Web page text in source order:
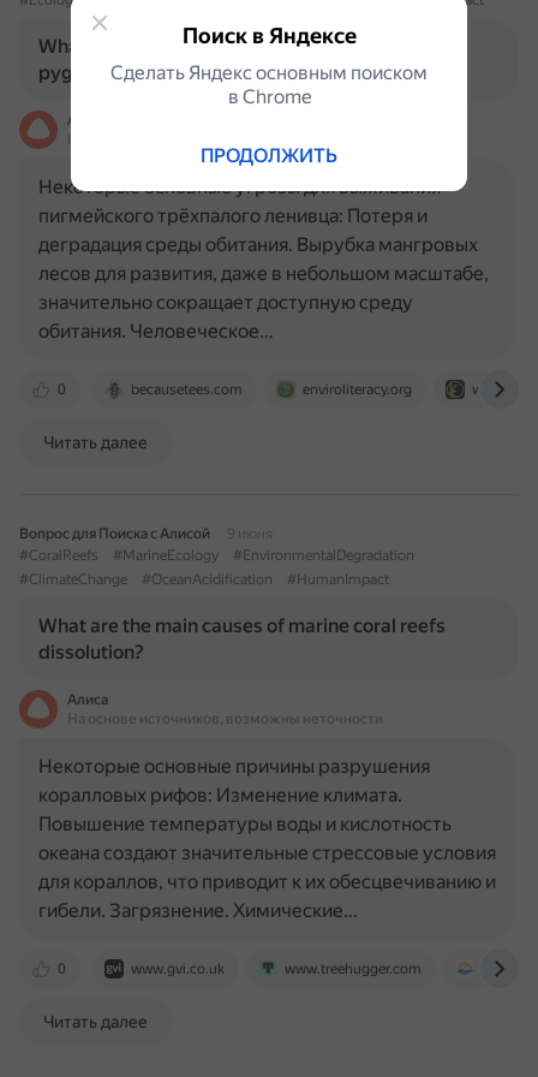
What are the main threats to the survival of the
pygmy three-toed sloth?
Алиса
0 becausetees.com enviroliteracy.org
Некоторые основные угрозы для выживания
пигмейского трёхпалого ленивца: Потеря и
деградация среды обитания. Вырубка мангровых
лесов для развития, даже в небольшом масштабе,
значительно сокращает доступную среду
обитания. Человеческое…
Читать далее
Вопрос для Поиска с Алисой
9 июня
#CoralReefs
#MarineEcology
#EnvironmentalDegradation
#ClimateChange
#OceanAcidification #HumanImpact
What are the main causes of marine coral reefs
dissolution?
Алиса
На основе источников, возможны неточности
0 www.gvi.co.uk www.treehugger.com
Некоторые основные причины разрушения
коралловых рифов: Изменение климата.
Повышение температуры воды и кислотность
океана создают значительные стрессовые условия
для кораллов, что приводит к их обесцвечиванию и
гибели. Загрязнение. Химические…
Читать далее
Поиск в Яндексе
Сделать Яндекс основным поиском
в Сhrome
ПРОДОЛЖИТЬ